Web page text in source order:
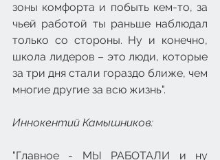
зоны комфорта и побыть кем-то, за
чьей работой ты раньше наблюдал
только со стороны. Ну и конечно,
школа лидеров – это люди, которые
за три дня стали гораздо ближе, чем
многие другие за всю жизнь".
Иннокентий Камышников:
"Главное - МЫ РАБОТАЛИ и ну